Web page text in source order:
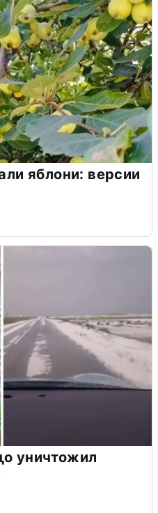
яблони: версии
уничтожил